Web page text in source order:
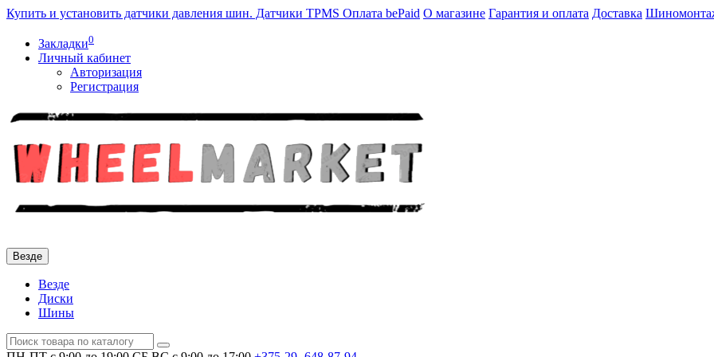
Купить и установить датчики давления шин. Датчики TPMS Оплата bePaid О магазине Гарантия и оплата Доставка
Закладки0
Личный кабинет
Авторизация
Регистрация
Везде
Везде
Диски
Шины